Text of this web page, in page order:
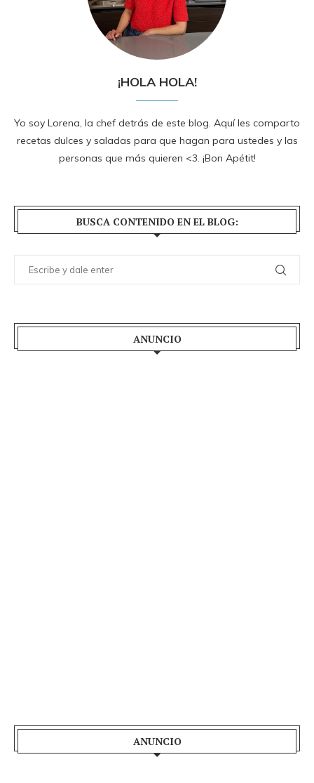
¡HOLA HOLA!
Yo soy Lorena, la chef detrás de este blog. Aquí les comparto
recetas dulces y saladas para que hagan para ustedes y las
personas que más quieren <3. ¡Bon Apétit!
BUSCA CONTENIDO EN EL BLOG:
ANUNCIO
ANUNCIO